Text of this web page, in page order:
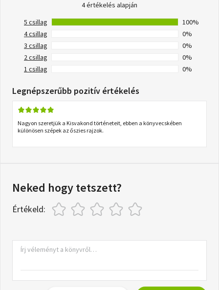
4 értékelés alapján
5 csillag
100%
4 csillag
0%
3 csillag
0%
2 csillag
0%
1 csillag
0%
Legnépszerűbb pozitív értékelés
Nagyon szeretjük a Kisvakond történeteit, ebben a könyvecskében
különösen szépek az őszies rajzok.
Neked hogy tetszett?
Értékeld: